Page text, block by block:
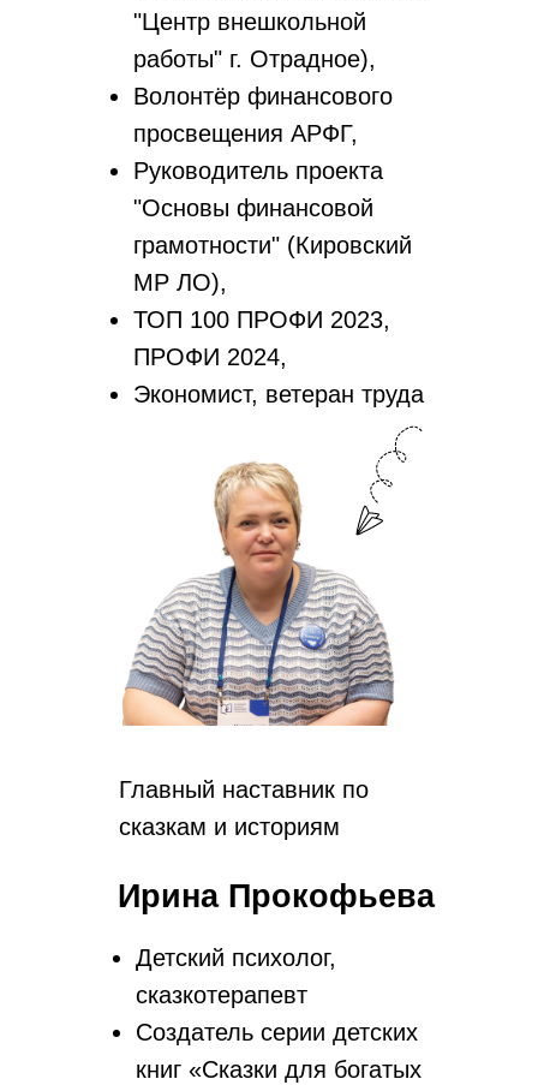
"Центр внешкольной
работы" г. Отрадное),
Волонтёр финансового
просвещения АРФГ,
Руководитель проекта
"Основы финансовой
грамотности" (Кировский
МР ЛО),
ТОП 100 ПРОФИ 2023,
ПРОФИ 2024,
Экономист, ветеран труда
Главный наставник по
сказкам и историям
Детский психолог,
сказкотерапевт
Создатель серии детских
книг «Сказки для богатых
Ирина Прокофьева